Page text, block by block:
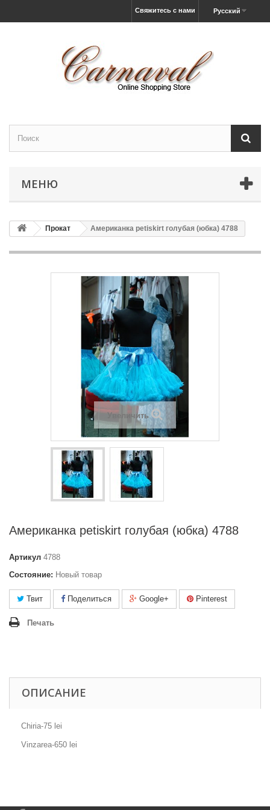
Русский
Свяжитесь с нами
МЕНЮ
Прокат Американка petiskirt голубая (юбка) 4788
Увеличить
Американка petiskirt голубая (юбка) 4788
Артикул 4788
Состояние: Новый товар
Твит Поделиться Google+ Pinterest
Печать
ОПИСАНИЕ
Chiria-75 lei
Vinzarea-650 lei